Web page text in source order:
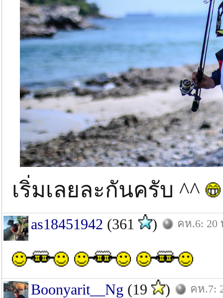
เริ่มเลยละกันครับ ^^
as18451942 (361 ) คห.6: 20
Boonyarit__Ng (19 ) คห.7: